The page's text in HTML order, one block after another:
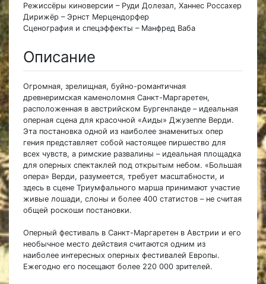
Режиссёры киноверсии – Руди Долезал, Ханнес Россахер
Дирижёр – Эрнст Мерцендорфер
Сценография и спецэффекты – Манфред Ваба
Описание
Огромная, зрелищная, буйно-романтичная
древнеримская каменоломня Санкт-Маргаретен,
расположенная в австрийском Бургенланде – идеальная
оперная сцена для красочной «Аиды» Джузеппе Верди.
Эта постановка одной из наиболее знаменитых опер
гения представляет собой настоящее пиршество для
всех чувств, а римские развалины – идеальная площадка
для оперных спектаклей под открытым небом. «Большая
опера» Верди, разумеется, требует масштабности, и
здесь в сцене Триумфального марша принимают участие
живые лошади, слоны и более 400 статистов – не считая
общей роскоши постановки.
Оперный фестиваль в Санкт-Маргаретен в Австрии и его
необычное место действия считаются одним из
наиболее интересных оперных фестивалей Европы.
Ежегодно его посещают более 220 000 зрителей.